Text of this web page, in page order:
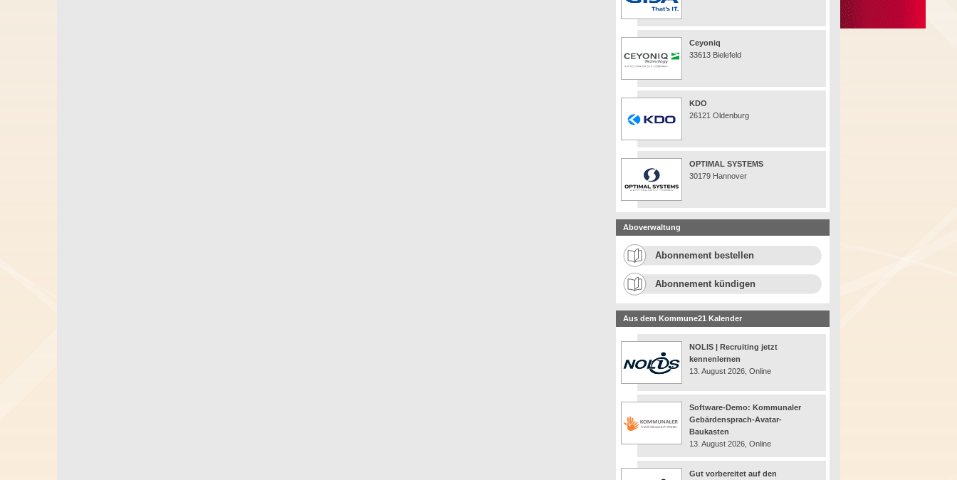
Ceyoniq
33613 Bielefeld
KDO
26121 Oldenburg
OPTIMAL SYSTEMS
30179 Hannover
Aboverwaltung
Abonnement bestellen
Abonnement kündigen
Aus dem Kommune21 Kalender
NOLIS | Recruiting jetzt
kennenlernen
13. August 2026, Online
Software-Demo: Kommunaler
Gebärdensprach-Avatar-
Baukasten
13. August 2026, Online
Gut vorbereitet auf den